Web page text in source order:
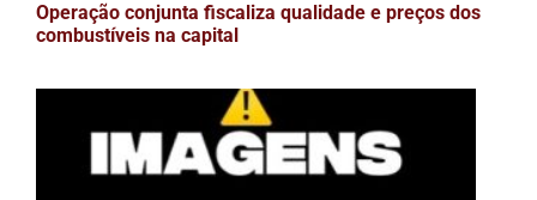
Operação conjunta fiscaliza qualidade e preços dos
combustíveis na capital